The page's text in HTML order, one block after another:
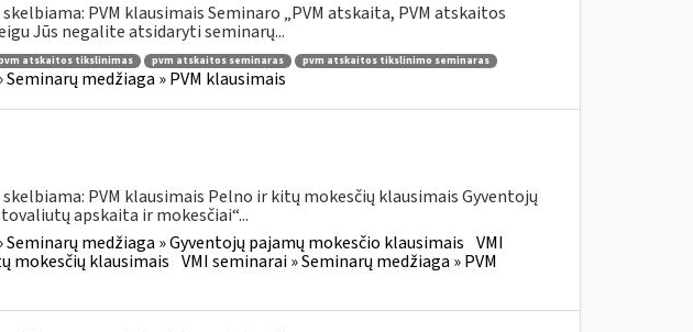
PVM klausimais Seminaro „PVM atskaita, PVM atskaitos
Jūs negalite atsidaryti seminarų...
atskaitos tikslinimas pvm atskaitos seminaras pvm atskaitos tikslinimo seminaras
Seminarų medžiaga » PVM klausimais
PVM klausimais Pelno ir kitų mokesčių klausimais Gyventojų
apskaita ir mokesčiai“...
Seminarų medžiaga » Gyventojų pajamų mokesčio klausimais VMI
mokesčių klausimais VMI seminarai » Seminarų medžiaga » PVM